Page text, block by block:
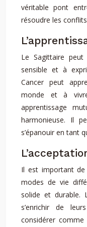
véritable pont
résoudre les
Le Sagittaire
sensible et à
Cancer peut
monde et à
apprentissage
harmonieuse. Il
s’épanouir en tant
Il est important
modes de vie
solide et durable.
s’enrichir de
considérer